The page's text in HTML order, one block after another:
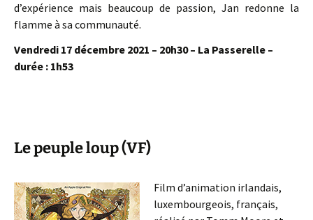
d’expérience mais beaucoup de passion, Jan redonne la
flamme à sa communauté.
Vendredi 17 décembre 2021 – 20h30 – La Passerelle –
durée : 1h53
Le peuple loup (VF)
Film d’animation irlandais,
luxembourgeois, français,